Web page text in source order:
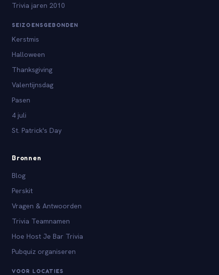
Trivia jaren 2010
SEIZOENSGEBONDEN
Kerstmis
Halloween
Thanksgiving
Valentijnsdag
Pasen
4 juli
St. Patrick's Day
Bronnen
Blog
Perskit
Vragen & Antwoorden
Trivia Teamnamen
Hoe Host Je Bar Trivia
Pubquiz organiseren
VOOR LOCATIES